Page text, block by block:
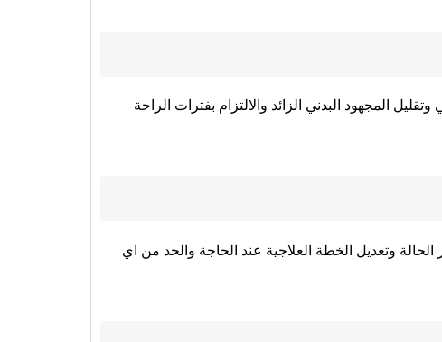
المجهود البدني الزائد والالتزام بفترات الراحة
وتعديل الخطة العلاجية عند الحاجة والحد من اي